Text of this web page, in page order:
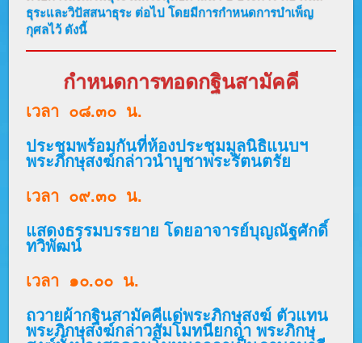
ธุระและวิปัสสนาธุระ ต่อไป โดยมีการกำหนดการบำเพ็ญ
กุศลไว้ ดังนี้
กำหนดการทอดกฐินสามัคคี
เวลา ๐๘.๓๐ น.
ประชุมพร้อมกันที่ห้องประชุมมูลนิธิแนบฯ
พระภิกษุสงฆ์กล่าวนำบูชาพระรัตนตรัย
เวลา ๐๙.๓๐ น.
แสดงธรรมบรรยาย โดยอาจารย์บุญณัฐศักดิ์
ทวิพัฒน์
เวลา ๑๐.๐๐ น.
ถวายผ้ากฐินสามัคคีแด่พระภิกษุสงฆ์ ตัวแทน
พระภิกษุสงฆ์กล่าวสัมโมทนียกถา พระภิกษุ